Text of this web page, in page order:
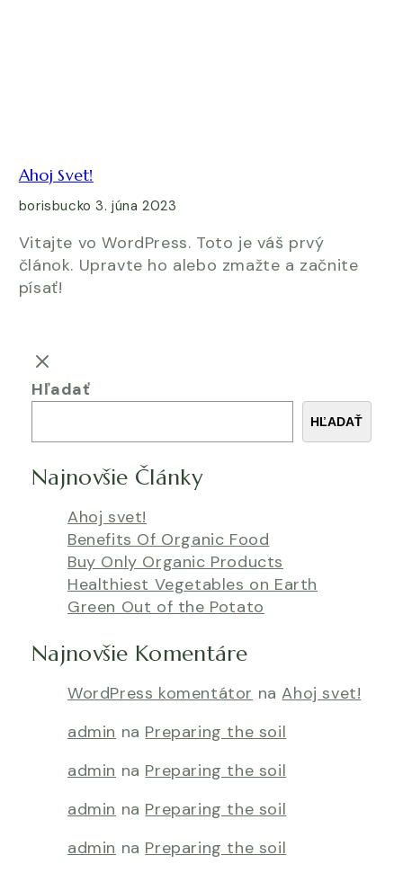
Ahoj Svet!
borisbucko 3. júna 2023
Vitajte vo WordPress. Toto je váš prvý
článok. Upravte ho alebo zmažte a začnite
písať!
Hľadať
HĽADAŤ
Najnovšie Články
Ahoj svet!
Benefits Of Organic Food
Buy Only Organic Products
Healthiest Vegetables on Earth
Green Out of the Potato
Najnovšie Komentáre
WordPress komentátor naAhoj svet!
admin na Preparing the soil
admin na Preparing the soil
admin na Preparing the soil
admin na Preparing the soil